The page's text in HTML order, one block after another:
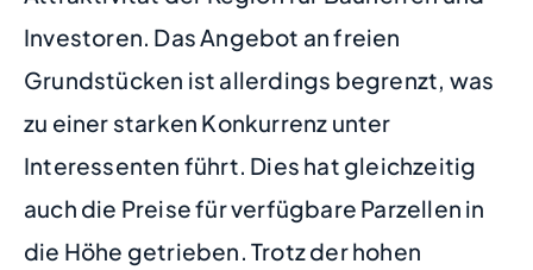
Investoren. Das Angebot an freien
Grundstücken ist allerdings begrenzt, was
zu einer starken Konkurrenz unter
Interessenten führt. Dies hat gleichzeitig
auch die Preise für verfügbare Parzellen in
die Höhe getrieben. Trotz der hohen